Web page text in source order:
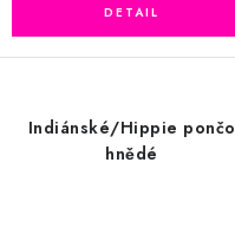
Indiánské/Hippie pončo
hnědé